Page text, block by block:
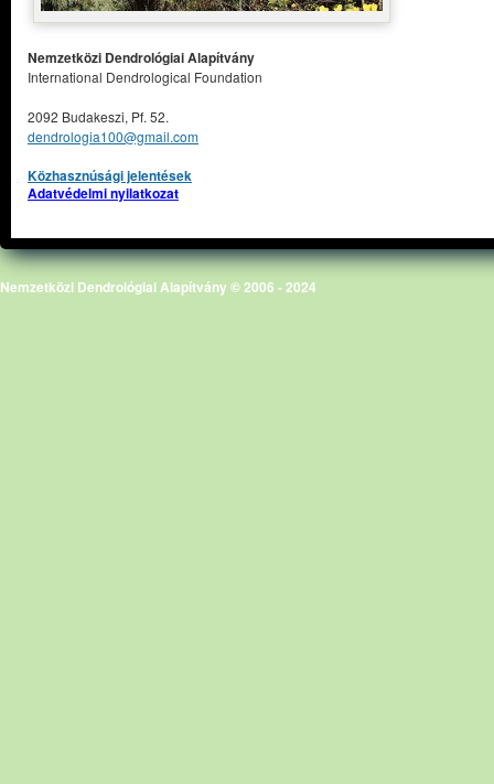
Nemzetközi Dendrológiai Alapítvány
International Dendrological Foundation
2092 Budakeszi, Pf. 52.
dendrologia100@gmail.com
Közhasznúsági jelentések
Adatvédelmi nyilatkozat
Nemzetközi Dendrológiai Alapítvány © 2006 - 2024